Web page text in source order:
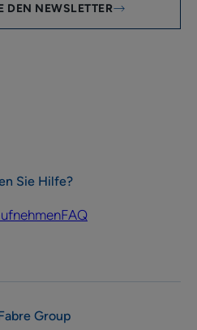
DEN NEWSLETTER
Sie Hilfe?
FAQ
Group